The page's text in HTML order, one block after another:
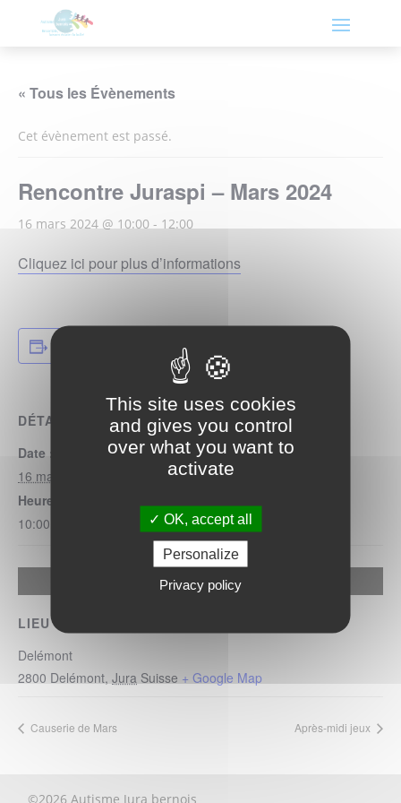
« Tous les Évènements
Cet évènement est passé.
Rencontre Juraspi – Mars 2024
16 mars 2024 @ 10:00 - 12:00
Cliquez ici pour plus d’informations
Ajouter au calendrier
DÉTAILS
Date :
16 mars 2024
Heure :
10:00 - 12:00
LIEU
Delémont
2800 Delémont, Jura Suisse + Google Map
Google Maps Search API is disabled.
Causerie de Mars Après-midi jeux
©2026 Autisme Jura bernois
This site uses cookies
and gives you control
over what you want to
activate
OK, accept all
Personalize
Privacy policy